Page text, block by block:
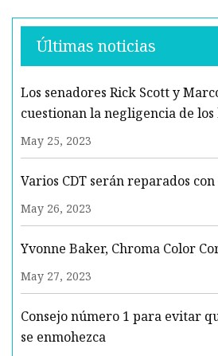
Últimas noticias
Los senadores Rick Scott y
cuestionan la negligencia de los
Florida
May 25, 2023
Varios CDT serán reparados
May 26, 2023
Yvonne Baker, Chroma Color
May 27, 2023
Consejo número 1 para evitar
se enmohezca